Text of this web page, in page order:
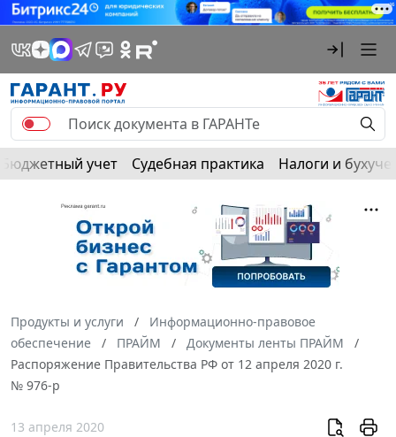
Бюджетный учет Судебная практика Налоги и
Продукты и услуги
Информационно-правовое
обеспечение
ПРАЙМ
Документы ленты ПРАЙМ
Распоряжение Правительства РФ от 12 апреля 2020 г.
№ 976-р
13 апреля 2020